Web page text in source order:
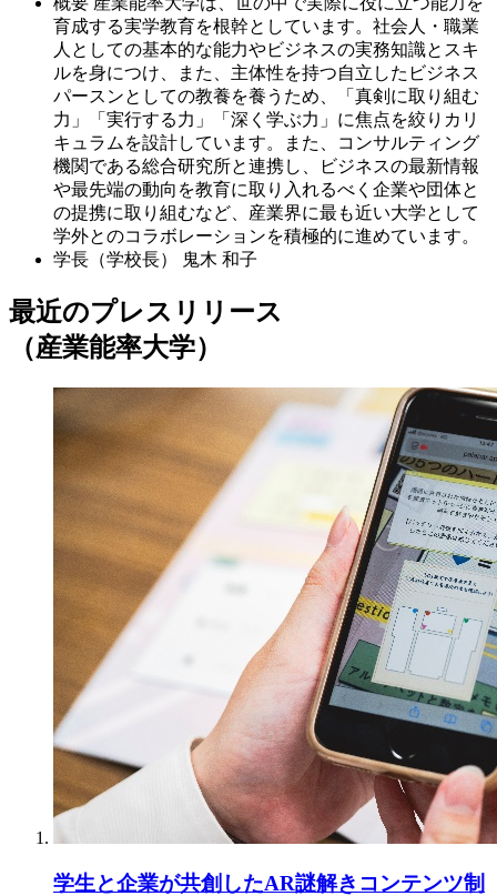
育成する実学教育を根幹としています。社会人・職業
人としての基本的な能力やビジネスの実務知識とスキ
ルを身につけ、また、主体性を持つ自立したビジネス
パースンとしての教養を養うため、「真剣に取り組む
力」「実行する力」「深く学ぶ力」に焦点を絞りカリ
キュラムを設計しています。また、コンサルティング
機関である総合研究所と連携し、ビジネスの最新情報
や最先端の動向を教育に取り入れるべく企業や団体と
の提携に取り組むなど、産業界に最も近い大学として
学外とのコラボレーションを積極的に進めています。
学長（学校長）
鬼木 和子
最近のプレスリリース
（産業能率大学）
学生と企業が共創したAR謎解きコンテンツ制